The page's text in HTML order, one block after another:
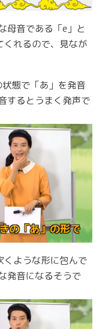
母音である「e」と
くれるので、見なが
状態で「あ」を発音
するとうまく発声で
くような形に包んで
発音になるそうで